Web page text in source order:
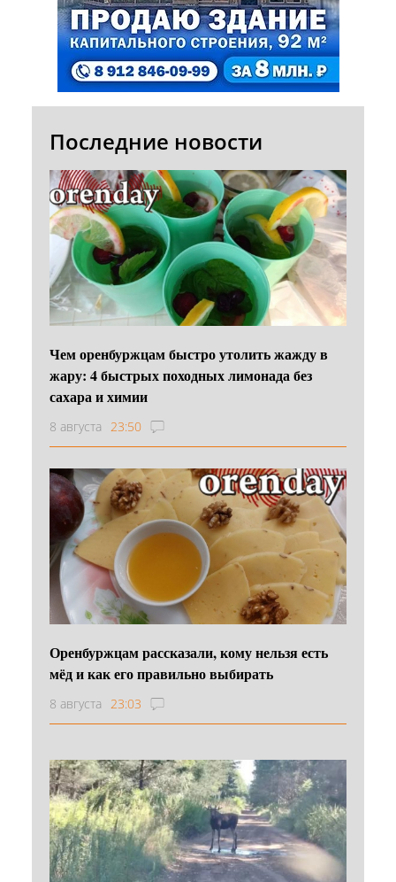
Последние новости
Чем оренбуржцам быстро утолить жажду в
жару: 4 быстрых походных лимонада без
сахара и химии
8 августа 23:50
Оренбуржцам рассказали, кому нельзя есть
мёд и как его правильно выбирать
8 августа 23:03